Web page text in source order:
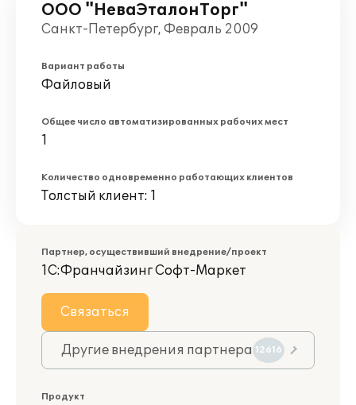
ООО "НеваЭталонТорг"
Санкт-Петербург, Февраль 2009
Вариант работы
Файловый
Общее число автоматизированных рабочих мест
1
Количество одновременно работающих клиентов
Толстый клиент: 1
Партнер, осуществивший внедрение/проект
1С:Франчайзинг Софт-Маркет
Связаться
Другие внедрения партнера 12616
Продукт